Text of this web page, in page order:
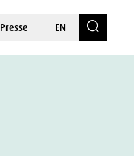
Presse EN